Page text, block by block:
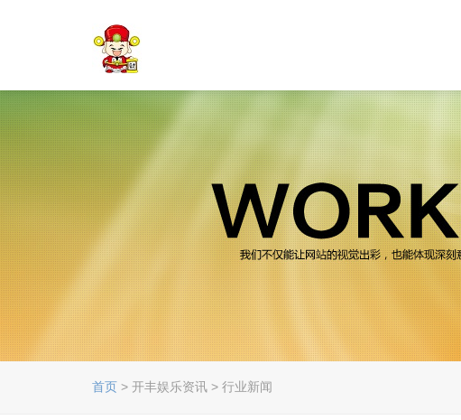
首页 > 开丰娱乐资讯 > 行业新闻